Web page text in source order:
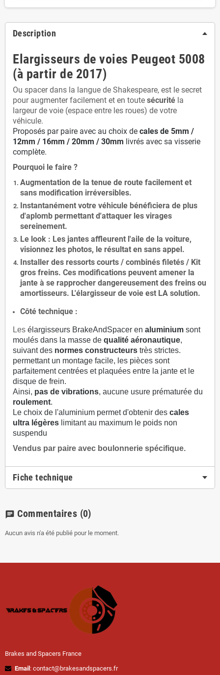
Description
Elargisseurs de voies Peugeot 5008
(à partir de 2017)
Ou spacer dans la langue de Shakespeare, est le secret
pour augmenter facilement et en toute sécurité la
largeur de voie (espace entre les roues) de votre
véhicule.
Proposés par paire avec au choix de cales de 5mm /
12mm / 16mm / 20mm / 30mm livrés avec sa visserie
complète.
Pourquoi le faire ?
Augmentation de la tenue de route facilement et
sans modification irréversibles.
Instantanément votre véhicule bénéficiera de plus
d'aplomb permettant d'attaquer les virages
sereinement.
Le look : Les jantes affleurent l'aile de la voiture,
visionnez les photos, le résultat en sans appel.
Installer des ressorts courts / combinés filetés / Kit
gros freins. Ces modifications peuvent amener la
jante à se rapprocher dangereusement des freins ou
amortisseurs. L'élargisseur de voie est LA solution.
Côté technique :
Les élargisseurs BrakeAndSpacer en aluminium sont
moulés dans la masse de qualité aéronautique,
suivant des normes constructeurs très strictes.
permettant un montage facile, les pièces sont
parfaitement centrées et plaquées entre la jante et le
disque de frein.
Ainsi, pas de vibrations, aucune usure prématurée du
roulement.
Le choix de l'aluminium permet d'obtenir des cales
ultra légères limitant au maximum le poids non
suspendu
Vendus par paire avec boulonnerie spécifique.
Fiche technique
chat Commentaires (0)
Aucun avis n'a été publié pour le moment.
Brakes and Spacers France
Email : contact@brakesandspacers.fr